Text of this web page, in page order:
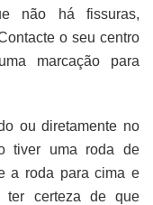
não há fissuras,
o seu centro
marcação para
ou diretamente no
tiver uma roda de
a roda para cima e
ter certeza de que